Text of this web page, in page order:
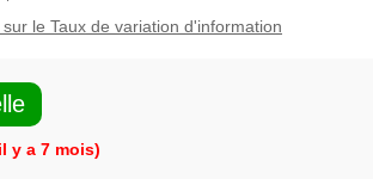
le Taux de variation d'information
y a 7 mois)